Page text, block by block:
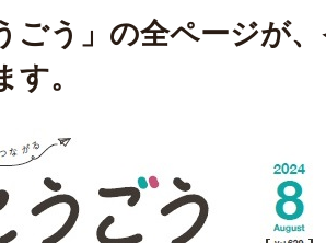
ごう」の全ページが
す。